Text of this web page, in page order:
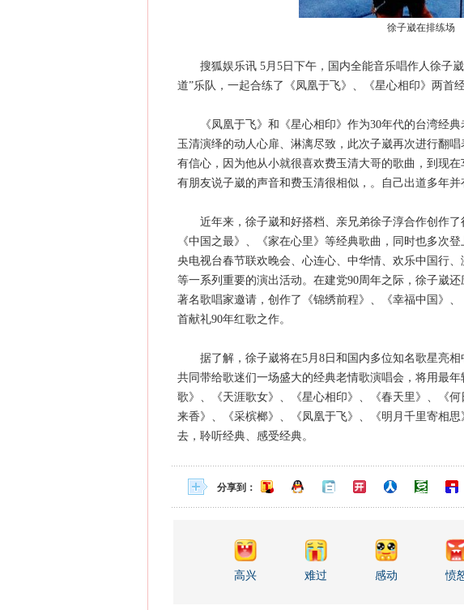
徐子崴在排练场
搜狐娱乐讯 5月5日下午，国内全能音乐唱作人徐子崴
道”乐队，一起合练了《凤凰于飞》、《星心相印》两首经
《凤凰于飞》和《星心相印》作为30年代的台湾经典
玉清演绎的动人心扉、淋漓尽致，此次子崴再次进行翻
有信心，因为他从小就很喜欢费玉清大哥的歌曲，到现
有朋友说子崴的声音和费玉清很相似，。自己出道多年并
近年来，徐子崴和好搭档、亲兄弟徐子淳合作创作了
《中国之最》、《家在心里》等经典歌曲，同时也多次
央电视台春节联欢晚会、心连心、中华情、欢乐中国行
等一系列重要的演出活动。在建党90周年之际，徐子崴
著名歌唱家邀请，创作了《锦绣前程》、《幸福中国》
首献礼90年红歌之作。
据了解，徐子崴将在5月8日和国内多位知名歌星亮相
共同带给歌迷们一场盛大的经典老情歌演唱会，将用最
歌》、《天涯歌女》、《星心相印》、《春天里》、《
来香》、《采槟榔》、《凤凰于飞》、《明月千里寄相
去，聆听经典、感受经典。
分享到：
高兴 难过 感动 愤